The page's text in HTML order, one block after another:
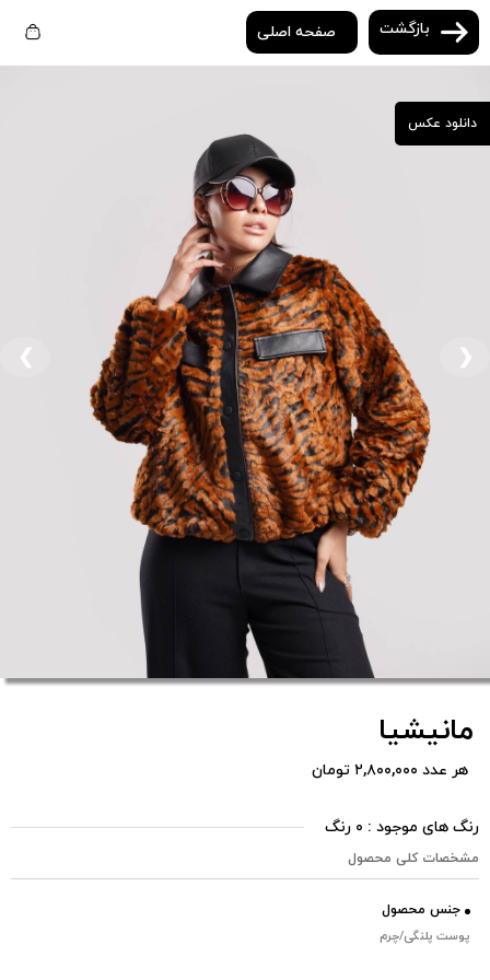
بازگشت صفحه اصلی
دانلود عکس
❮ ❯
مانیشیا
هر عدد ۲,۸۰۰,۰۰۰ تومان
رنگ های موجود : ۰ رنگ
مشخصات کلی محصول
جنس محصول
پوست پلنگی/چرم